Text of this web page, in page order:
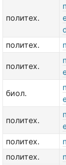
политех.
политех.
политех.
биол.
политех.
политех.
политех.